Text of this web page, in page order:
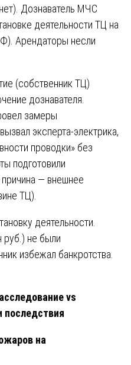
Дознаватель МЧС
деятельности ТЦ на
Арендаторы несли
(собственник ТЦ)
дознавателя.
замеры
эксперта-электрика,
проводки» без
подготовили
причина — внешнее
ТЦ).
деятельности.
руб.) не были
избежал банкротства.
vs
последствия
на